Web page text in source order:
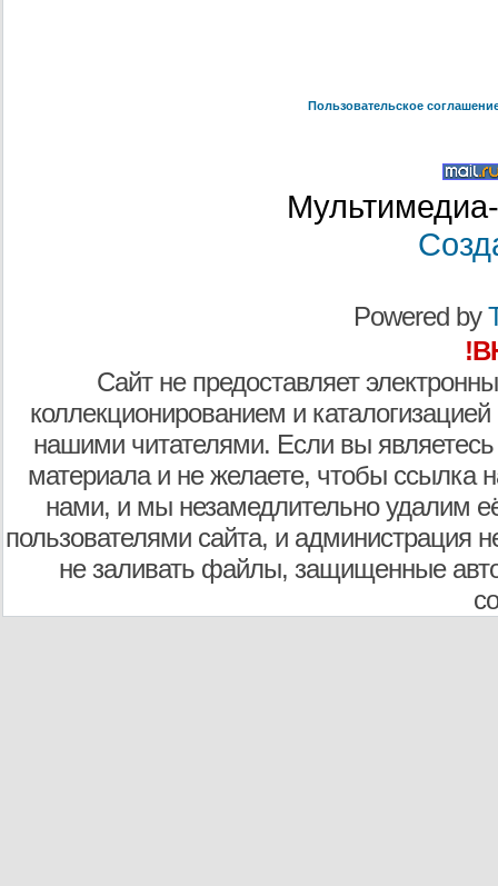
Пользовательское
Powered by
Сайт не предоставляет
коллекционированием и
нашими читателями. Если вы являетесь
материала и не желаете, чтобы ссылка
нами, и мы незамедлительно удалим
пользователями сайта, и администрация
не заливать файлы, защищенные